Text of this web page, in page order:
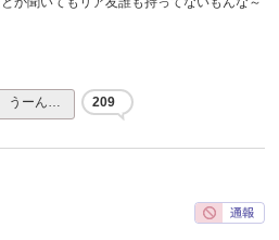
うーん… 209